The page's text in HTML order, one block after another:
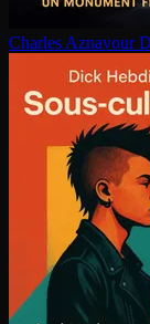
Charles Aznavour